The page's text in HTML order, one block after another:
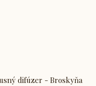
difúzer - Broskyňa